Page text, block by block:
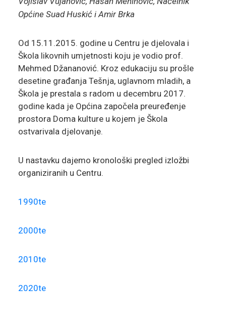
Općine Suad Huskić i Amir Brka
Od 15.11.2015. godine u Centru je djelovala i
Škola likovnih umjetnosti koju je vodio prof.
Mehmed Džananović. Kroz edukaciju su prošle
desetine građanja Tešnja, uglavnom mladih, a
Škola je prestala s radom u decembru 2017.
godine kada je Općina započela preuređenje
prostora Doma kulture u kojem je Škola
ostvarivala djelovanje.
U nastavku dajemo kronološki pregled izložbi
organiziranih u Centru.
1990te
2000te
2010te
2020te